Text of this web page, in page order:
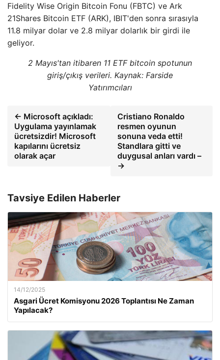
Fidelity Wise Origin Bitcoin Fonu (FBTC) ve Ark
21Shares Bitcoin ETF (ARK), IBIT'den sonra sırasıyla
11.8 milyar dolar ve 2.8 milyar dolarlık bir girdi ile
geliyor.
2 Mayıs'tan itibaren 11 ETF bitcoin spotunun
giriş/çıkış verileri. Kaynak: Farside
Yatırımcıları
← Microsoft açıkladı:
Uygulama yayınlamak
ücretsizdir! Microsoft
kapılarını ücretsiz
olarak açar
Cristiano Ronaldo
resmen oyunun
sonuna veda etti!
Standlara gitti ve
duygusal anları vardı –
→
Tavsiye Edilen Haberler
14/12/2025
Asgari Ücret Komisyonu 2026 Toplantısı Ne Zaman
Yapılacak?